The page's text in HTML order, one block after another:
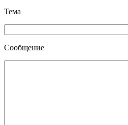
Тема
Сообщение